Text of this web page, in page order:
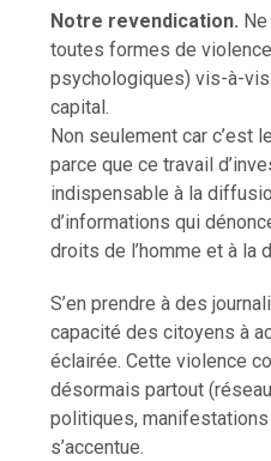
Notre revendication.
toutes formes de
psychologiques) vis-à-
capital.
Non seulement car c’est
parce que ce travail
indispensable à la
d’informations qui
droits de l’homme et à la
S’en prendre à des
capacité des citoyens à
éclairée. Cette violence
désormais partout
politiques,
s’accentue.